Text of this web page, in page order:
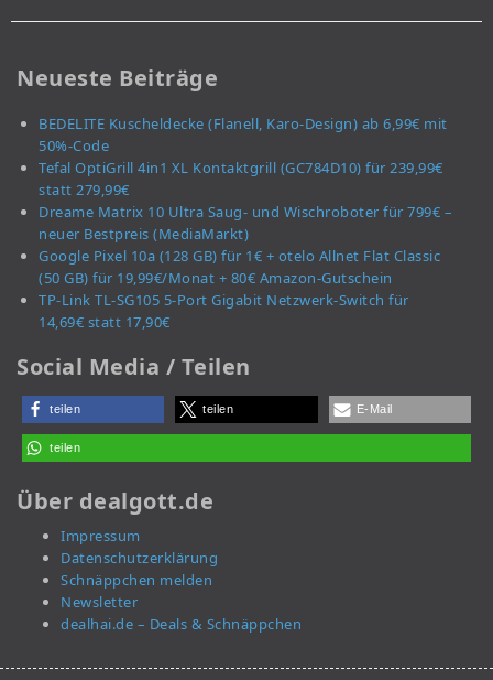
Neueste Beiträge
BEDELITE Kuscheldecke (Flanell, Karo-Design) ab 6,99€ mit
50%-Code
Tefal OptiGrill 4in1 XL Kontaktgrill (GC784D10) für 239,99€
statt 279,99€
Dreame Matrix 10 Ultra Saug- und Wischroboter für 799€ –
neuer Bestpreis (MediaMarkt)
Google Pixel 10a (128 GB) für 1€ + otelo Allnet Flat Classic
(50 GB) für 19,99€/Monat + 80€ Amazon-Gutschein
TP-Link TL-SG105 5-Port Gigabit Netzwerk-Switch für
14,69€ statt 17,90€
Social Media / Teilen
teilen teilen E-Mail
teilen
Über dealgott.de
Impressum
Datenschutzerklärung
Schnäppchen melden
Newsletter
dealhai.de – Deals & Schnäppchen